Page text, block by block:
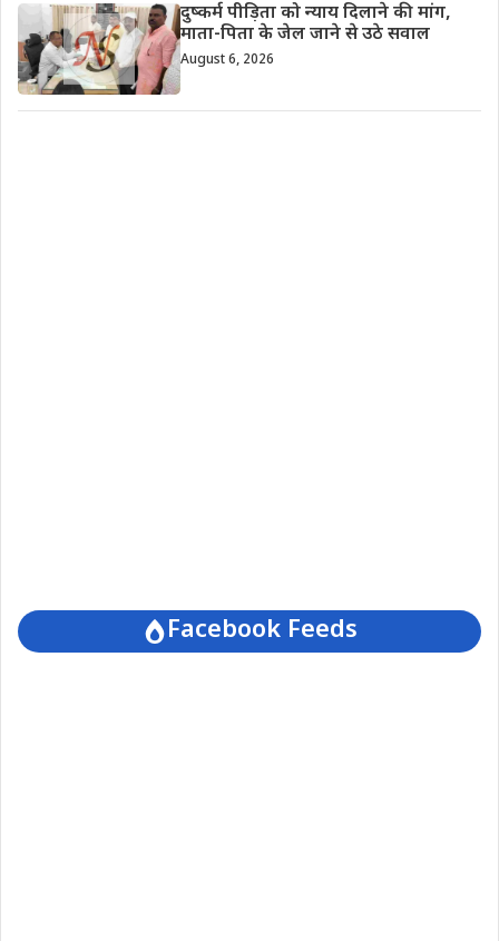
दुष्कर्म पीड़िता को न्याय दिलाने की मांग,
माता-पिता के जेल जाने से उठे सवाल
August 6, 2026
Facebook Feeds